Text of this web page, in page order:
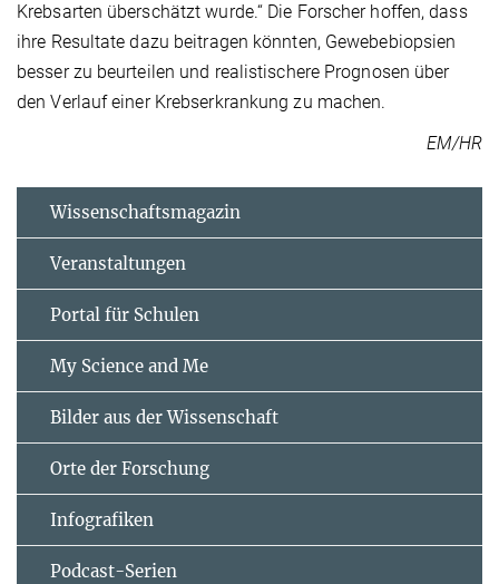
Krebsarten überschätzt wurde.“ Die Forscher hoffen, dass
ihre Resultate dazu beitragen könnten, Gewebebiopsien
besser zu beurteilen und realistischere Prognosen über
den Verlauf einer Krebserkrankung zu machen.
EM/HR
Wissenschaftsmagazin
Veranstaltungen
Portal für Schulen
My Science and Me
Bilder aus der Wissenschaft
Orte der Forschung
Infografiken
Podcast-Serien